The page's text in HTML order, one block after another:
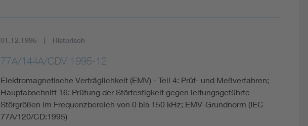
01.12.1995 Historisch
77A/144A/CDV:1995-12
Elektromagnetische Verträglichkeit (EMV) - Teil 4: Prüf- und Meßverfahren;
Hauptabschnitt 16: Prüfung der Störfestigkeit gegen leitungsgeführte
Störgrößen im Frequenzbereich von 0 bis 150 kHz; EMV-Grundnorm (IEC
77A/120/CD:1995)